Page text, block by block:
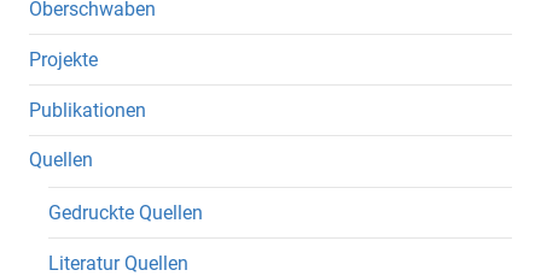
Oberschwaben
Projekte
Publikationen
Quellen
Gedruckte Quellen
Literatur Quellen